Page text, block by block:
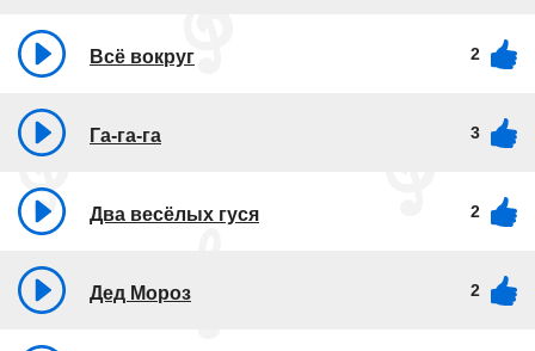
Всё вокруг 2
Га-га-га 3
Два весёлых гуся 2
Дед Мороз 2